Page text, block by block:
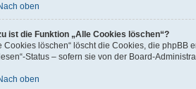
oben
ist die Funktion „Alle Cookies löschen“?
Cookies löschen“ löscht die Cookies, die
Status – sofern sie von der Board-
oben